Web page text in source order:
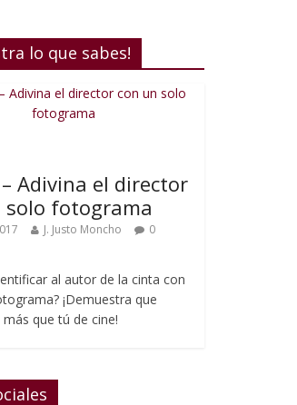
lo que sabes!
– Adivina el director
solo fotograma
J. Justo Moncho
0
al autor de la cinta con
¡Demuestra que
que tú de cine!